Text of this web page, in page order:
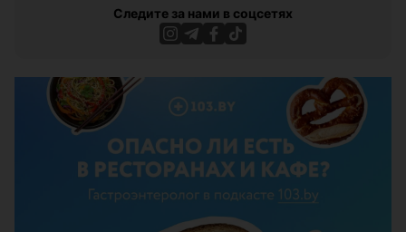
Следите за нами в соцсетях